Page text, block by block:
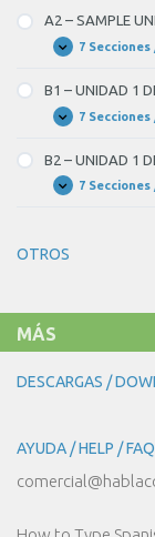
UNIDAD
16
DE
MUESTRA
A2 – SAMPLE
Expandir
A2
SAMPLE
UNIT
16
7
B1 – UNIDAD 1
Expandir
B1
UNIDAD
1
DE
MUESTRA
7
B2 – UNIDAD 1
Expandir
B2
DE
7
OTROS
MÁS
DESCARGAS /
AYUDA / HELP / FAQ